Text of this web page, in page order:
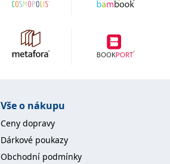
Vše o nákupu
Ceny dopravy
Dárkové poukazy
Obchodní podmínky
Doubleclick a provádí
informace o tom, jak
koncový uživatel používá
webové stránky a
aktivitě na webu. Tato